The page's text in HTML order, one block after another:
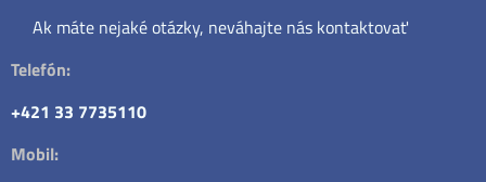
Ak máte nejaké otázky, neváhajte nás kontaktovať
Telefón:
+421 33 7735110
Mobil: